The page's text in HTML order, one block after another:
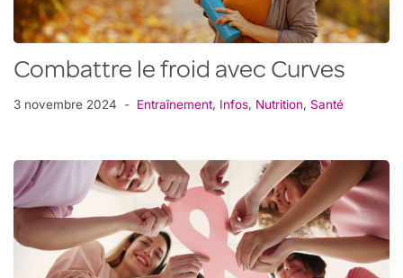
Combattre le froid avec Curves
3 novembre 2024 Entraînement, Infos, Nutrition, Santé